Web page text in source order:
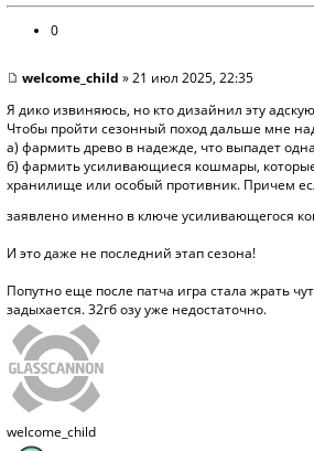
0
welcome_child » 21 июл 2025, 22:35
Я дико извиняюсь, но кто дизайнил эту
Чтобы пройти сезонный поход дальше мне
а) фармить древо в надежде, что выпадет
б) фармить усиливающиеся кошмары,
хранилище или особый противник. Причем
заявлено именно в ключе усиливающегося
И это даже не последний этап сезона!
Попутно еще после патча игра стала жрать
задыхается. 32гб озу уже недостаточно.
welcome_child